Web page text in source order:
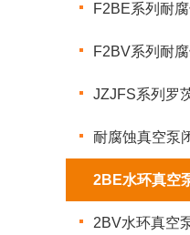
F2BE系列耐
F2BV系列耐
JZJFS系列罗
耐腐蚀真空泵
2BE水环真空
2BV水环真空